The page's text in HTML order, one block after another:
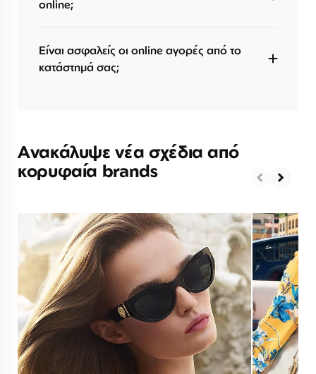
online;
Είναι ασφαλείς οι online αγορές από το
κατάστημά σας;
Ανακάλυψε νέα σχέδια από
κορυφαία brands